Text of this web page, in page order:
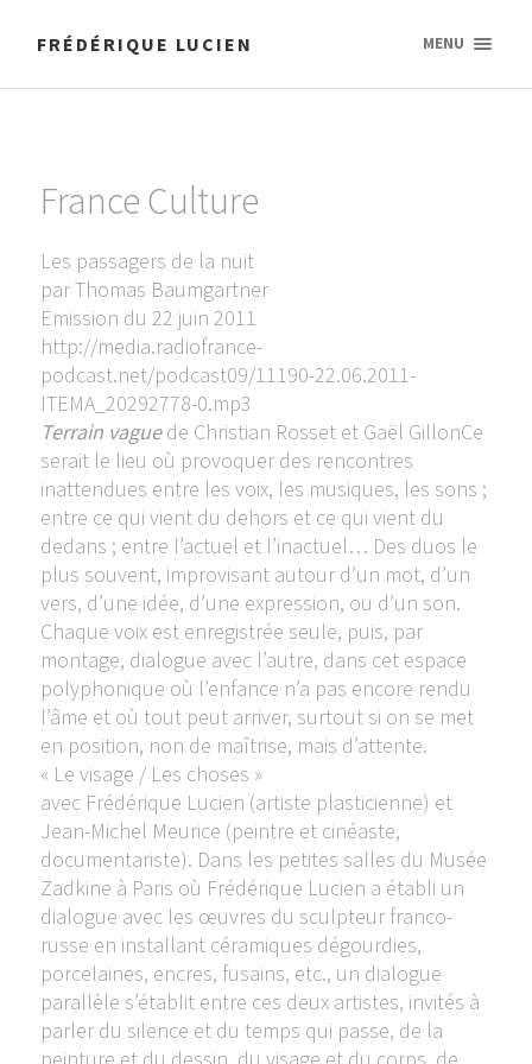
FRÉDÉRIQUE LUCIEN MENU
France Culture
Les passagers de la nuit
par Thomas Baumgartner
Emission du 22 juin 2011
http://media.radiofrance-
podcast.net/podcast09/11190-22.06.2011-
ITEMA_20292778-0.mp3
Terrain vaguede Christian Rosset et Gaël GillonCe
serait le lieu où provoquer des rencontres
inattendues entre les voix, les musiques, les sons ;
entre ce qui vient du dehors et ce qui vient du
dedans ; entre l’actuel et l’inactuel… Des duos le
plus souvent, improvisant autour d’un mot, d’un
vers, d’une idée, d’une expression, ou d’un son.
Chaque voix est enregistrée seule, puis, par
montage, dialogue avec l’autre, dans cet espace
polyphonique où l’enfance n’a pas encore rendu
l’âme et où tout peut arriver, surtout si on se met
en position, non de maîtrise, mais d’attente.
« Le visage / Les choses »
avec Frédérique Lucien (artiste plasticienne) et
Jean-Michel Meurice (peintre et cinéaste,
documentariste). Dans les petites salles du Musée
Zadkine à Paris où Frédérique Lucien a établi un
dialogue avec les œuvres du sculpteur franco-
russe en installant céramiques dégourdies,
porcelaines, encres, fusains, etc., un dialogue
parallèle s’établit entre ces deux artistes, invités à
parler du silence et du temps qui passe, de la